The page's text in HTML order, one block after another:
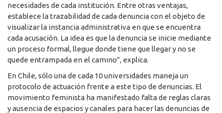
necesidades de cada institución. Entre otras ventajas,
establece la trazabilidad de cada denuncia con el objeto de
visualizar la instancia administrativa en que se encuentra
cada acusación. La idea es que la denuncia se inicie mediante
un proceso formal, llegue donde tiene que llegar y no se
quede entrampada en el camino”, explica.
En Chile, sólo una de cada 10 universidades maneja un
protocolo de actuación frente a este tipo de denuncias. El
movimiento feminista ha manifestado falta de reglas claras
y ausencia de espacios y canales para hacer las denuncias de